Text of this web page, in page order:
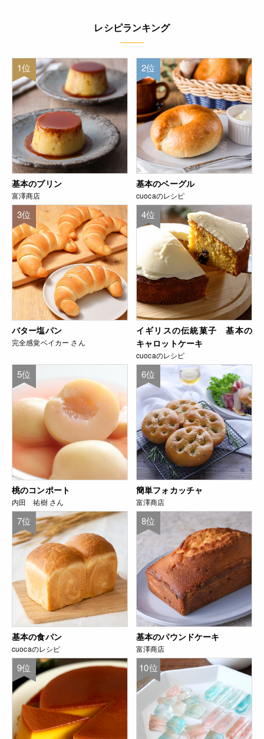
レシピランキング
1位
基本のプリン
富澤商店
2位
基本のベーグル
cuocaのレシピ
3位
バター塩パン
完全感覚ベイカー さん
4位
イギリスの伝統菓子 基本の
キャロットケーキ
cuocaのレシピ
5位
桃のコンポート
内田 祐樹 さん
6位
簡単フォカッチャ
富澤商店
7位
基本の食パン
cuocaのレシピ
8位
基本のパウンドケーキ
富澤商店
9位 10位